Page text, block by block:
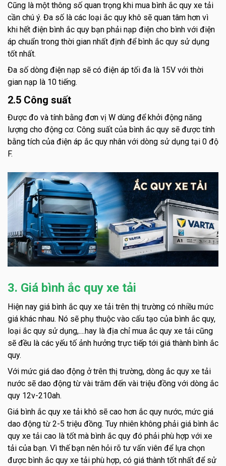
Cũng là một thông số quan trọng khi mua bình ắc quy xe tải
cần chú ý. Đa số là các loại ắc quy khô sẽ quan tâm hơn vì
khi hết điện bình ắc quy bạn phải nạp điện cho bình với điện
áp chuẩn trong thời gian nhất định để bình ắc quy sử dụng
tốt nhất.
Đa số dòng điện nạp sẽ có điện áp tối đa là 15V với thời
gian nạp là 10 tiếng.
2.5 Công suất
Được đo và tính bằng đơn vị W dùng để khởi động năng
lượng cho động cơ. Công suất của bình ắc quy sẽ được tính
bằng tích của điện áp ắc quy nhân với dòng sử dụng tại 0 độ
F.
3. Giá bình ắc quy xe tải
Hiện nay giá bình ắc quy xe tải trên thị trường có nhiều mức
giá khác nhau. Nó sẽ phụ thuộc vào cấu tạo của bình ắc quy,
loại ắc quy sử dụng,....hay là địa chỉ mua ắc quy xe tải cũng
sẽ đều là các yếu tố ảnh hưởng trực tiếp tới giá thành bình ắc
quy.
Với mức giá dao động ở trên thị trường, dòng ắc quy xe tải
nước sẽ dao động từ vài trăm đến vài triệu đồng với dòng ắc
quy 12v-210ah.
Giá bình ắc quy xe tải khô sẽ cao hơn ắc quy nước, mức giá
dao động từ 2-5 triệu đồng. Tuy nhiên không phải giá bình ắc
quy xe tải cao là tốt mà bình ắc quy đó phải phù hợp với xe
tải của bạn. Vì thế bạn nên hỏi rõ tư vấn viên để lựa chọn
được bình ắc quy xe tải phù hợp, có giá thành tốt nhất để sử